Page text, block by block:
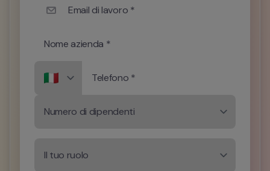
Email di lavoro *
Nome azienda *
Telefono *
Numero di dipendenti
Il tuo ruolo